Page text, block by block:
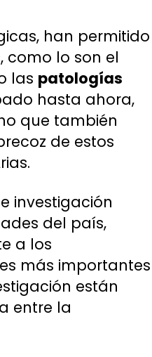
han permitido
como lo son el
las patologías
hasta ahora,
que también
de estos
investigación
del país,
a los
más importantes
están
entre la